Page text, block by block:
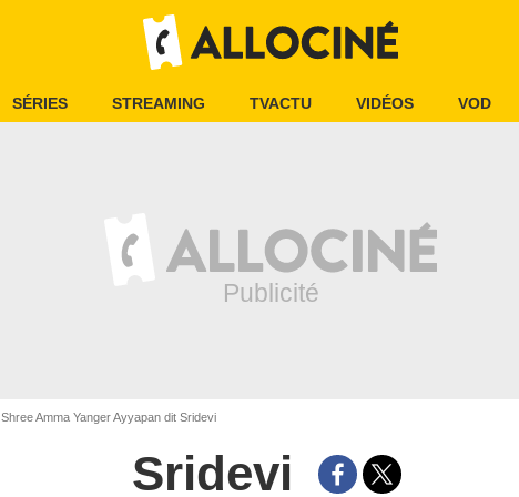
SÉRIES STREAMING TVACTU VIDÉOS VOD
Shree Amma Yanger Ayyapan dit Sridevi
Sridevi